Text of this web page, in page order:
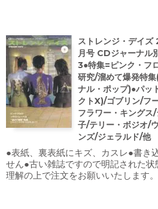
ストレンジ・デイ
月号 CDジャーナル
3●特集=ピンク・フ
研究/溜めて爆発特
ナル・ポップ)●パッ
クトX)/ゴブリン/フ
フラワー・キングス
子/テリー・ボジオ/
ンズ/ジェラルド/他
●表紙、裏表紙にキズ、カスレ●書き
せん●古い雑誌ですので明記された
理解の上で注文をお願いいたします。